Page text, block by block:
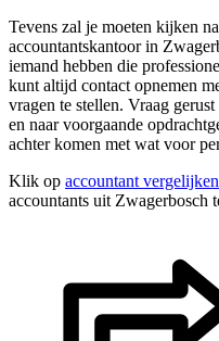
Tevens zal je moeten kijken
accountantskantoor in
iemand hebben die
kunt altijd contact opnemen
vragen te stellen. Vraag
en naar voorgaande
achter komen met wat voor
Klik op accountant vergelijken
accountants uit Zwagerbosch